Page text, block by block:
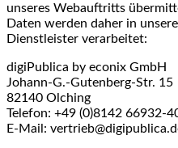
unseres Webauftritts
Daten werden daher in
Dienstleister verarbeitet:
digiPublica by econix GmbH
Johann-G.-Gutenberg-Str. 15
82140 Olching
Telefon: +49 (0)8142 66932-
E-Mail: